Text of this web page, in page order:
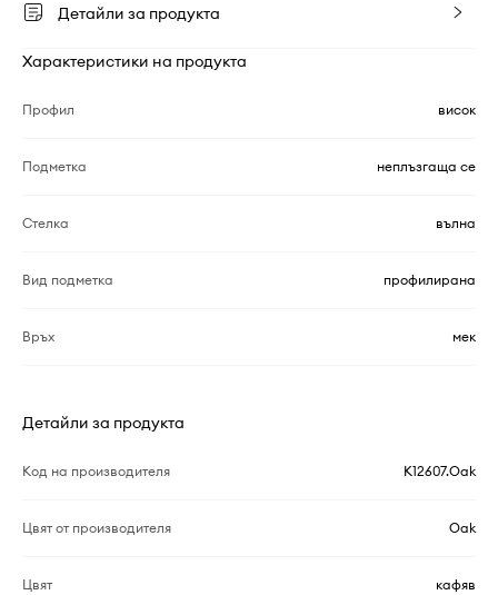
Детайли за продукта
Характеристики на продукта
Профил висок
Подметка неплъзгаща се
Стелка вълна
Вид подметка профилирана
Връх мек
Детайли за продукта
Код на производителя K12607.Oak
Цвят от производителя Oak
Цвят кафяв